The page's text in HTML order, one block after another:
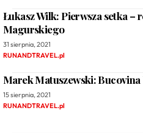
Łukasz Wilk: Pierwsza setka –
Magurskiego
31 sierpnia, 2021
RUNANDTRAVEL.pl
Marek Matuszewski: Bucovina
15 sierpnia, 2021
RUNANDTRAVEL.pl